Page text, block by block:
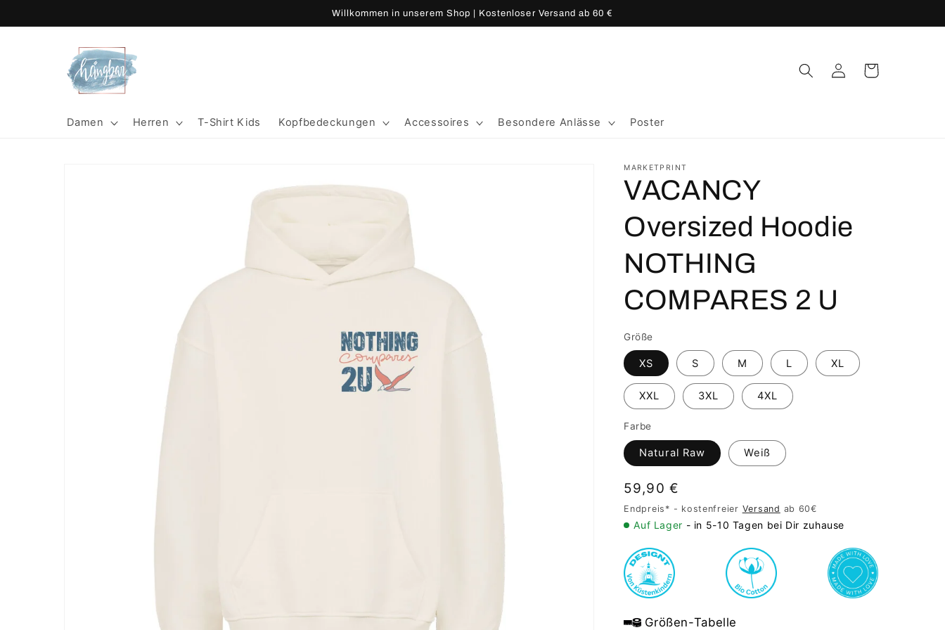
Inhalt
Willkommen in unserem Shop | Kostenloser Versand ab 60 €
Damen Herren T-Shirt Kids Kopfbedeckungen Accessoires Besondere Anlässe Poster
EinloggenWarenkorb
MARKETPRINT
VACANCY
Oversized Hoodie
NOTHING
COMPARES 2 U
Größe
XS S M L XL
XXL 3XL 4XL
Farbe
Natural Raw Weiß
Normaler
Preis
59,90 €
Endpreis* - kostenfreier Versand ab 60€
Auf Lager - in 5-10 Tagen bei Dir zuhause
Größen-Tabelle